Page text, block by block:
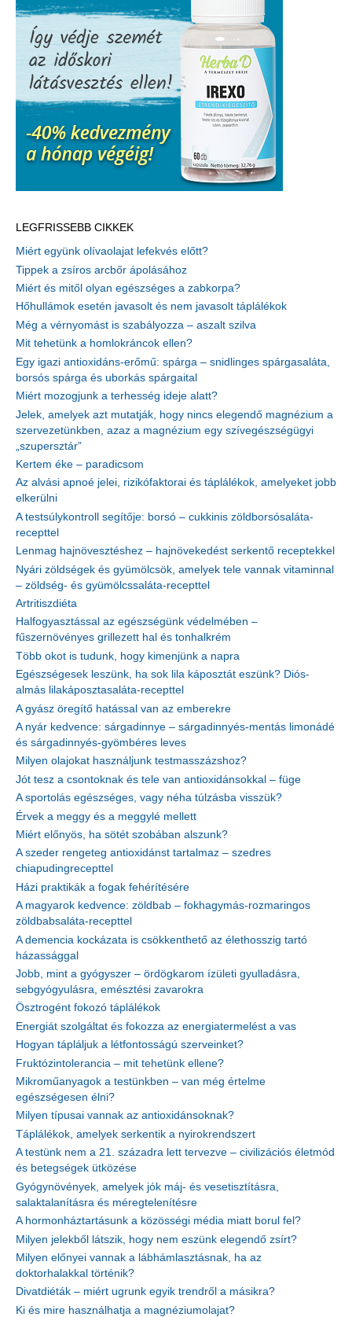
LEGFRISSEBB CIKKEK
Miért együnk olívaolajat lefekvés előtt?
Tippek a zsíros arcbőr ápolásához
Miért és mitől olyan egészséges a zabkorpa?
Hőhullámok esetén javasolt és nem javasolt táplálékok
Még a vérnyomást is szabályozza – aszalt szilva
Mit tehetünk a homlokráncok ellen?
Egy igazi antioxidáns-erőmű: spárga – snidlinges spárgasaláta,
borsós spárga és uborkás spárgaital
Miért mozogjunk a terhesség ideje alatt?
Jelek, amelyek azt mutatják, hogy nincs elegendő magnézium a
szervezetünkben, azaz a magnézium egy szívegészségügyi
„szupersztár”
Kertem éke – paradicsom
Az alvási apnoé jelei, rizikófaktorai és táplálékok, amelyeket jobb
elkerülni
A testsúlykontroll segítője: borsó – cukkinis zöldborsósaláta-
recepttel
Lenmag hajnövesztéshez – hajnövekedést serkentő receptekkel
Nyári zöldségek és gyümölcsök, amelyek tele vannak vitaminnal
– zöldség- és gyümölcssaláta-recepttel
Artritiszdiéta
Halfogyasztással az egészségünk védelmében –
fűszernövényes grillezett hal és tonhalkrém
Több okot is tudunk, hogy kimenjünk a napra
Egészségesek leszünk, ha sok lila káposztát eszünk? Diós-
almás lilakáposztasaláta-recepttel
A gyász öregítő hatással van az emberekre
A nyár kedvence: sárgadinnye – sárgadinnyés-mentás limonádé
és sárgadinnyés-gyömbéres leves
Milyen olajokat használjunk testmasszázshoz?
Jót tesz a csontoknak és tele van antioxidánsokkal – füge
A sportolás egészséges, vagy néha túlzásba visszük?
Érvek a meggy és a meggylé mellett
Miért előnyös, ha sötét szobában alszunk?
A szeder rengeteg antioxidánst tartalmaz – szedres
chiapudingrecepttel
Házi praktikák a fogak fehérítésére
A magyarok kedvence: zöldbab – fokhagymás-rozmaringos
zöldbabsaláta-recepttel
A demencia kockázata is csökkenthető az élethosszig tartó
házassággal
Jobb, mint a gyógyszer – ördögkarom ízületi gyulladásra,
sebgyógyulásra, emésztési zavarokra
Ösztrogént fokozó táplálékok
Energiát szolgáltat és fokozza az energiatermelést a vas
Hogyan tápláljuk a létfontosságú szerveinket?
Fruktózintolerancia – mit tehetünk ellene?
Mikroműanyagok a testünkben – van még értelme
egészségesen élni?
Milyen típusai vannak az antioxidánsoknak?
Táplálékok, amelyek serkentik a nyirokrendszert
A testünk nem a 21. századra lett tervezve – civilizációs életmód
és betegségek ütközése
Gyógynövények, amelyek jók máj- és vesetisztításra,
salaktalanításra és méregtelenítésre
A hormonháztartásunk a közösségi média miatt borul fel?
Milyen jelekből látszik, hogy nem eszünk elegendő zsírt?
Milyen előnyei vannak a lábhámlasztásnak, ha az
doktorhalakkal történik?
Divatdiéták – miért ugrunk egyik trendről a másikra?
Ki és mire használhatja a magnéziumolajat?